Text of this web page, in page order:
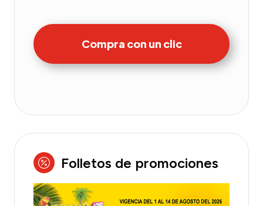
Compra con un clic
 Folletos de promociones